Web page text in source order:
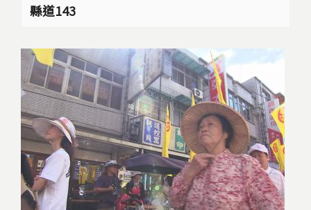
縣道143